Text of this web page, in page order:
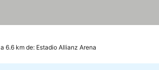
a 6.6 km de: Estadio Allianz Arena